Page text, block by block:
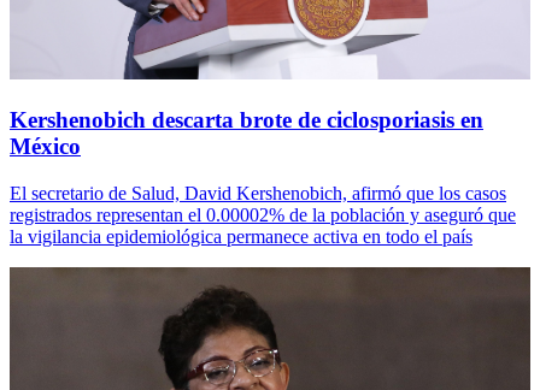
Kershenobich descarta brote de ciclosporiasis en
México
El secretario de Salud, David Kershenobich, afirmó que los casos
registrados representan el 0.00002% de la población y aseguró que
la vigilancia epidemiológica permanece activa en todo el país